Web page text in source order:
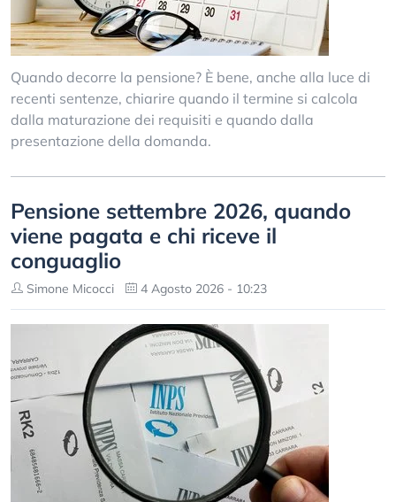
Quando decorre la pensione? È bene, anche alla luce di
recenti sentenze, chiarire quando il termine si calcola
dalla maturazione dei requisiti e quando dalla
presentazione della domanda.
Pensione settembre 2026, quando
viene pagata e chi riceve il
conguaglio
Simone Micocci 4 Agosto 2026 - 10:23